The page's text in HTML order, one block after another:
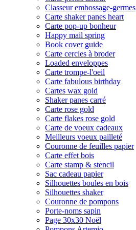
Classeur embossage-germes
Carte shaker panes heart
Carte pop-up bonheur
Happy mail spring
Book cover guide
Carte cercles à broder
Loaded enveloppes
Carte trompe-l'oeil
Carte fabulous birthday
Cartes wax gold
Shaker panes carré
Carte rose gold
Carte flakes rose gold
Carte de voeux cadeaux
Meilleurs voeux pailleté
Couronne de feuilles papier
Carte effet bois
Carte stamp & stencil
Sac cadeau papier
Silhouettes boules en bois
Silhouettes shaker
Couronne de pompons
Porte-noms sapin
Page 30x30 Noël